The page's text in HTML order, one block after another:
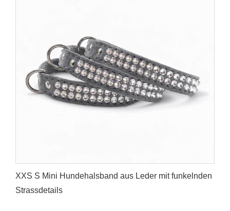
XXS S Mini Hundehalsband aus Leder mit funkelnden
Strassdetails